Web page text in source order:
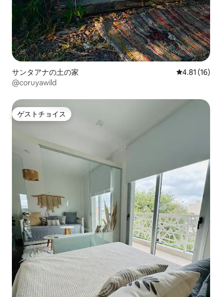
サンタアナの土の家 レビュー16
4.81 (16)
@coruyawild
ゲストチョイス
ゲストチョイス